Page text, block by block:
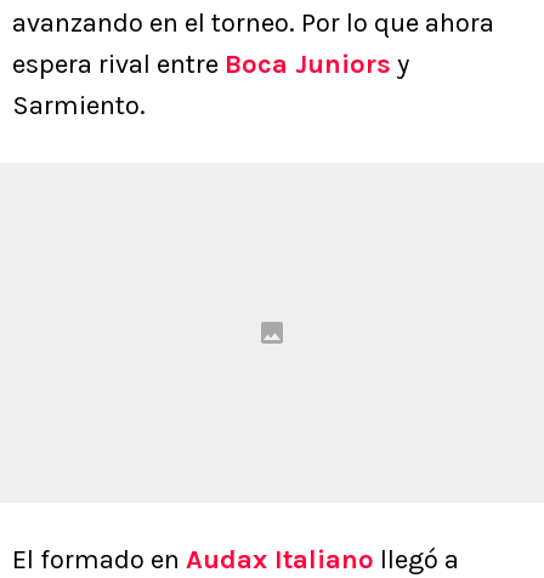
avanzando en el torneo. Por lo que ahora
espera rival entre Boca Juniors y
Sarmiento.
El formado en Audax Italiano llegó a